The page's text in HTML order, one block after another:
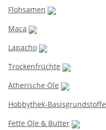
Flohsamen
Maca
Lapacho
Trockenfrüchte
Ätherische Öle
Hobbythek-Basisgrundstoffe
Fette Öle & Butter